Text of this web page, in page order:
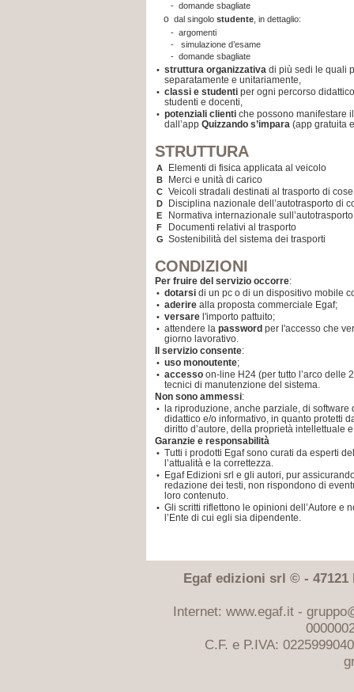
- domande sbagliate
o dal singolo studente , in dettaglio:
- argomenti
-
simulazione d’esame
- domande sbagliate
• struttura organizzativa di più sedi le quali
separatamente e unitariamente,
• classi e studenti per ogni percorso
studenti e docenti,
• potenziali clienti che possono manifestare
dall’app Quizzando s’impara (app gratuita
STRUTTURA
A Elementi di fisica applicata al veicolo
B Merci e unità di carico
C Veicoli stradali destinati al trasporto di
D Disciplina nazionale dell’autotrasporto di
E Normativa internazionale
F Documenti relativi al trasporto
G Sostenibilità del sistema dei trasporti
CONDIZIONI
Per fruire del servizio occorre:
• dotarsi di un pc o di un dispositivo mobile
• aderire alla proposta commerciale Egaf;
• versare l'importo pattuito;
• attendere la password per l'accesso che
giorno lavorativo.
Il servizio consente:
• uso monoutente;
• accesso on-line H24 (per tutto l’arco delle
tecnici di manutenzione del sistema.
Non sono ammessi:
•
la riproduzione, anche parziale, di
didattico e/o informativo, in quanto protetti
diritto d’autore, della proprietà intellettuale
Garanzie e responsabilità
• Tutti i prodotti Egaf sono curati da esperti
l’attualità e la correttezza.
•
Egaf Edizioni srl e gli autori, pur
redazione dei testi, non rispondono di
loro contenuto.
• Gli scritti riflettono le opinioni dell’Autore e
l’Ente di cui egli sia dipendente.
Egaf edizioni srl © - 47121
Internet: www.egaf.it -
C.F. e P.IVA: